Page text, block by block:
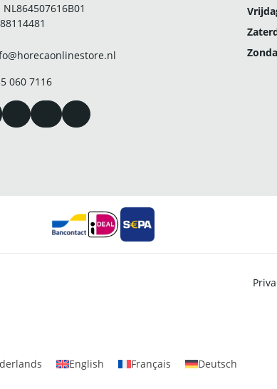
NL864507616B01
060 7116
English Français Deutsch